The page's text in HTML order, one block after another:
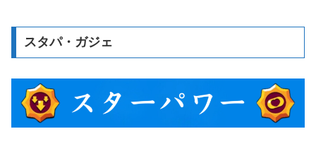
スタパ・ガジェ